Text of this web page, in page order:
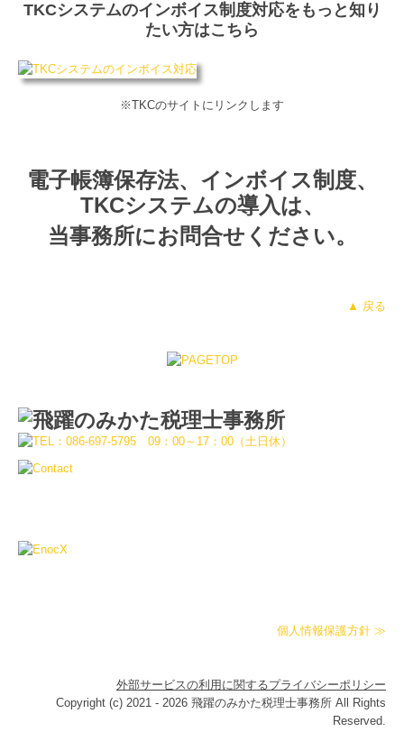
TKCシステムのインボイス制度対応をもっと知り
たい方はこちら
※TKCのサイトにリンクします
電子帳簿保存法、インボイス制度、
TKCシステムの導入は、
当事務所にお問合せください。
▲ 戻る
個人情報保護方針 ≫
外部サービスの利用に関するプライバシーポリシー
Copyright (c) 2021 - 2026 飛躍のみかた税理士事務所 All Rights
Reserved.